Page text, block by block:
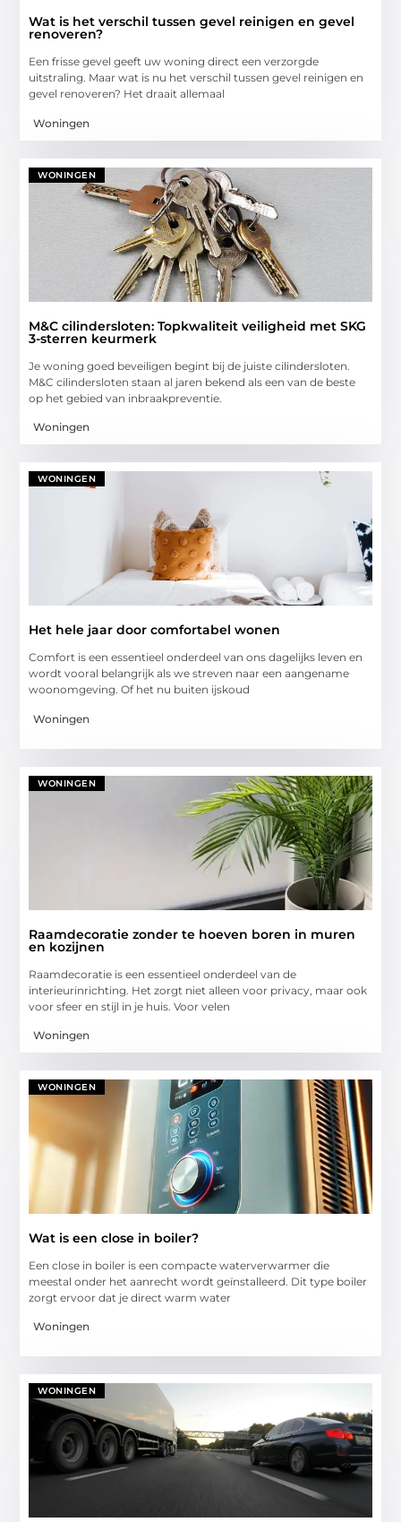
Wat is het verschil tussen gevel reinigen en gevel
renoveren?
Een frisse gevel geeft uw woning direct een verzorgde
uitstraling. Maar wat is nu het verschil tussen gevel reinigen en
gevel renoveren? Het draait allemaal
Woningen
WONINGEN
M&C cilindersloten: Topkwaliteit veiligheid met SKG
3-sterren keurmerk
Je woning goed beveiligen begint bij de juiste cilindersloten.
M&C cilindersloten staan al jaren bekend als een van de beste
op het gebied van inbraakpreventie.
Woningen
WONINGEN
Het hele jaar door comfortabel wonen
Comfort is een essentieel onderdeel van ons dagelijks leven en
wordt vooral belangrijk als we streven naar een aangename
woonomgeving. Of het nu buiten ijskoud
Woningen
WONINGEN
Raamdecoratie zonder te hoeven boren in muren
en kozijnen
Raamdecoratie is een essentieel onderdeel van de
interieurinrichting. Het zorgt niet alleen voor privacy, maar ook
voor sfeer en stijl in je huis. Voor velen
Woningen
WONINGEN
Wat is een close in boiler?
Een close in boiler is een compacte waterverwarmer die
meestal onder het aanrecht wordt geïnstalleerd. Dit type boiler
zorgt ervoor dat je direct warm water
Woningen
WONINGEN